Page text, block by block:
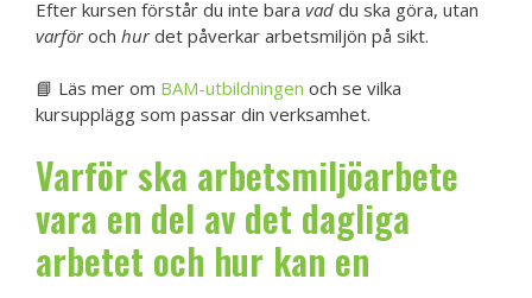
Efter kursen förstår du inte bara vad du ska göra, utan
varföroch hurdet påverkar arbetsmiljön på sikt.
📘 Läs mer om BAM-utbildningen och se vilka
kursupplägg som passar din verksamhet.
Varför ska arbetsmiljöarbete
vara en del av det dagliga
arbetet och hur kan en